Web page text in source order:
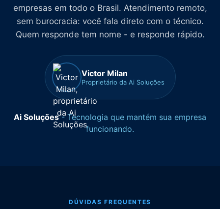
empresas em todo o Brasil. Atendimento remoto,
sem burocracia: você fala direto com o técnico.
Quem responde tem nome - e responde rápido.
Victor Milan
Proprietário da Ai Soluções
Ai Soluções- Tecnologia que mantém sua empresa
funcionando.
DÚVIDAS FREQUENTES